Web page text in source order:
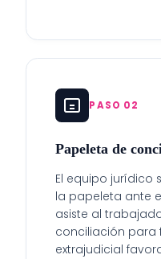
PASO 02
Papeleta de
El equipo jurídico
la papeleta ante
asiste al
conciliación para
extrajudicial